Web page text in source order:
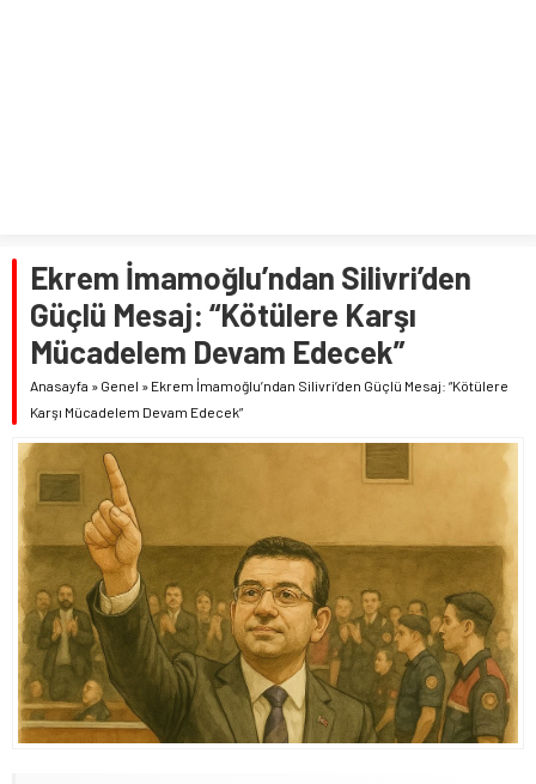
Ekrem İmamoğlu’ndan Silivri’den
Güçlü Mesaj: “Kötülere Karşı
Mücadelem Devam Edecek”
Anasayfa » Genel » Ekrem İmamoğlu’ndan Silivri’den Güçlü Mesaj: “Kötülere
Karşı Mücadelem Devam Edecek”